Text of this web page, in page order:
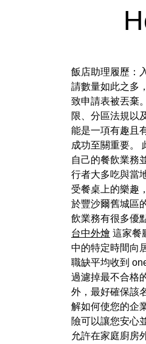
飯店助理履歷：
請數量如此之多
致申請表被丟棄
限、分區法規以
能是一項有趣且
成功至關重要。
自己的餐飲業務
行者大多吃與當
受餐桌上的樂趣
於豐沙爾舊城區
飲業務有很多優
台中外燴 這家餐
中的特定時間向
職缺平均收到
過濾掉最不合格
外，最好確保該
解如何使您的企
險可以讓您安心
允許在家庭廚房